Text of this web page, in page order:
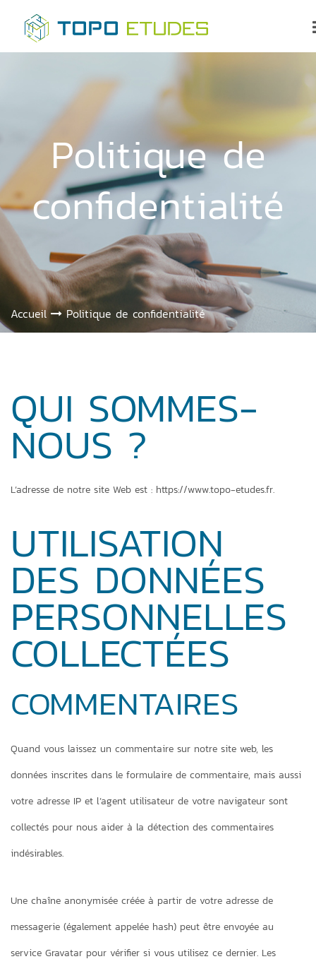
Politique de
confidentialité
Accueil Politique de confidentialité
QUI SOMMES-
NOUS ?
L’adresse de notre site Web est : https://www.topo-etudes.fr.
UTILISATION
DES DONNÉES
PERSONNELLES
COLLECTÉES
COMMENTAIRES
Quand vous laissez un commentaire sur notre site web, les
données inscrites dans le formulaire de commentaire, mais aussi
votre adresse IP et l’agent utilisateur de votre navigateur sont
collectés pour nous aider à la détection des commentaires
indésirables.
Une chaîne anonymisée créée à partir de votre adresse de
messagerie (également appelée hash) peut être envoyée au
service Gravatar pour vérifier si vous utilisez ce dernier. Les